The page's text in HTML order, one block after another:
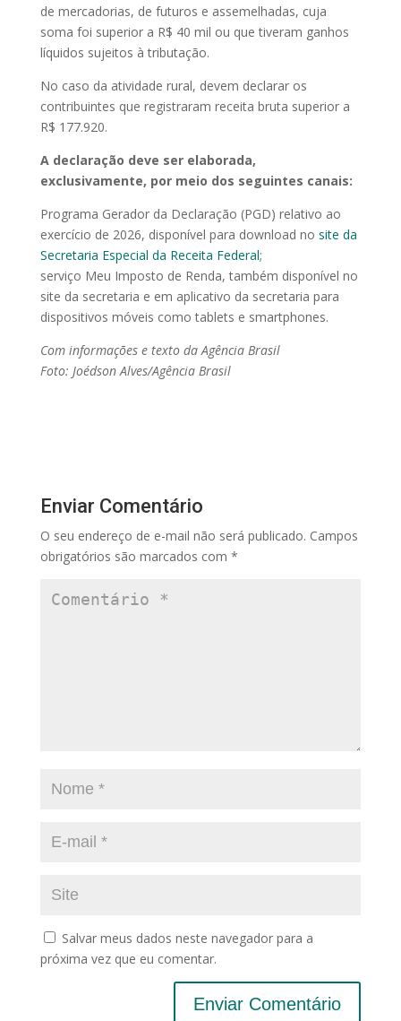
de mercadorias, de futuros e assemelhadas, cuja
soma foi superior a R$ 40 mil ou que tiveram ganhos
líquidos sujeitos à tributação.
No caso da atividade rural, devem declarar os
contribuintes que registraram receita bruta superior a
R$ 177.920.
A declaração deve ser elaborada,
exclusivamente, por meio dos seguintes canais:
Programa Gerador da Declaração (PGD) relativo ao
exercício de 2026, disponível para download no site da
Secretaria Especial da Receita Federal;
serviço Meu Imposto de Renda, também disponível no
site da secretaria e em aplicativo da secretaria para
dispositivos móveis como tablets e smartphones.
Com informações e texto da Agência Brasil
Foto: Joédson Alves/Agência Brasil
Enviar Comentário
O seu endereço de e-mail não será publicado. Campos
obrigatórios são marcados com *
Salvar meus dados neste navegador para a
próxima vez que eu comentar.